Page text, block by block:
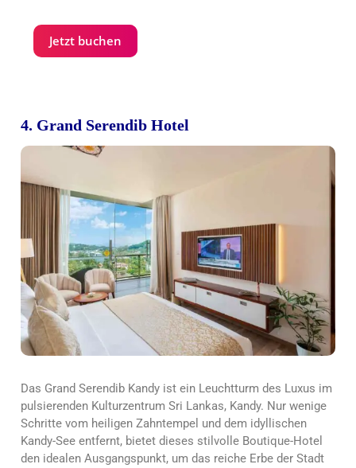
Jetzt buchen
4. Grand Serendib Hotel
Das Grand Serendib Kandy ist ein Leuchtturm des Luxus im
pulsierenden Kulturzentrum Sri Lankas, Kandy. Nur wenige
Schritte vom heiligen Zahntempel und dem idyllischen
Kandy-See entfernt, bietet dieses stilvolle Boutique-Hotel
den idealen Ausgangspunkt, um das reiche Erbe der Stadt